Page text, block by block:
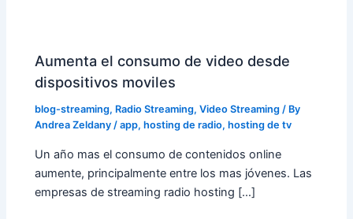
Aumenta el consumo de video desde
dispositivos moviles
blog-streaming, Radio Streaming,Video Streaming / By
Andrea Zeldany/app,hosting de radio,hosting de tv
Un año mas el consumo de contenidos online
aumente, principalmente entre los mas jóvenes. Las
empresas de streaming radio hosting […]